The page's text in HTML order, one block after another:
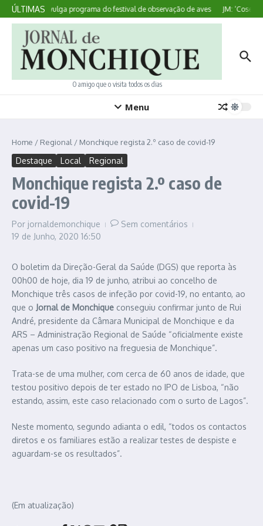
Ir para o conteúdo
ÚLTIMAS
Sagres divulga programa do festival de observação de aves JM:
O amigo que o visita todos os dias
Menu
Home / Regional / Monchique regista 2.º caso de covid-19
Destaque Local Regional
Monchique regista 2.º caso de
covid-19
Por jornaldemonchique
Sem comentários
19 de Junho, 2020 16:50
O boletim da Direção-Geral da Saúde (DGS) que reporta às
00h00 de hoje, dia 19 de junho, atribui ao concelho de
Monchique três casos de infeção por covid-19, no entanto, ao
que o Jornal de Monchique conseguiu confirmar junto de Rui
André, presidente da Câmara Municipal de Monchique e da
ARS – Administração Regional de Saúde “oficialmente existe
apenas um caso positivo na freguesia de Monchique”.
Trata-se de uma mulher, com cerca de 60 anos de idade, que
testou positivo depois de ter estado no IPO de Lisboa, “não
estando, assim, este caso relacionado com o surto de Lagos”.
Neste momento, segundo adianta o edil, “todos os contactos
diretos e os familiares estão a realizar testes de despiste e
aguardam-se os resultados”.
(Em atualização)